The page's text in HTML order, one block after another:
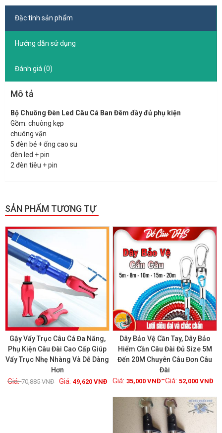
Đặc tính sản phẩm
Hướng dẫn sử dụng
Đánh giá (0)
Mô tả
Bộ Chuông Đèn Led Câu Cá Ban Đêm đầy đủ phụ kiện
Gồm: chuông kẹp
chuông vặn
5 đèn bẻ + ống cao su
đèn led + pin
2 đèn tiêu + pin
SẢN PHẨM TƯƠNG TỰ
GIẢM GIÁ!
Xem chi tiết
Gậy Vẩy Trục Câu Cá Đa Năng,
Phụ Kiện Câu Đài Cao Cấp Giúp
Vẩy Trục Nhẹ Nhàng Và Dễ Dàng
Hơn
70,885VNĐ 49,620VNĐ
GIẢM GIÁ!
Xem chi tiết
Dây Bảo Vệ Cần Tay, Dây Bảo
Hiểm Cần Câu Đài Đủ Size 5M
Đến 20M Chuyên Câu Đơn Câu
Đài
35,000 VNĐ– 52,000 VNĐ